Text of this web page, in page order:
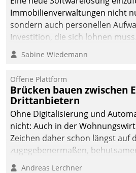
Immobilienverwaltungen nicht
sondern auch personellen
Investition, die sich lohnen
nachhaltige Optimierung der
dieses Ziel erreicht wird, sollten
Sabine Wiedemann
Offene Plattform
Brücken bauen zwischen
Drittanbietern
Ohne Digitalisierung und
nicht: Auch in der
Zeichen daher schon längst auf
zugegebenermaßen,
Branchen.
Andreas Lerchner